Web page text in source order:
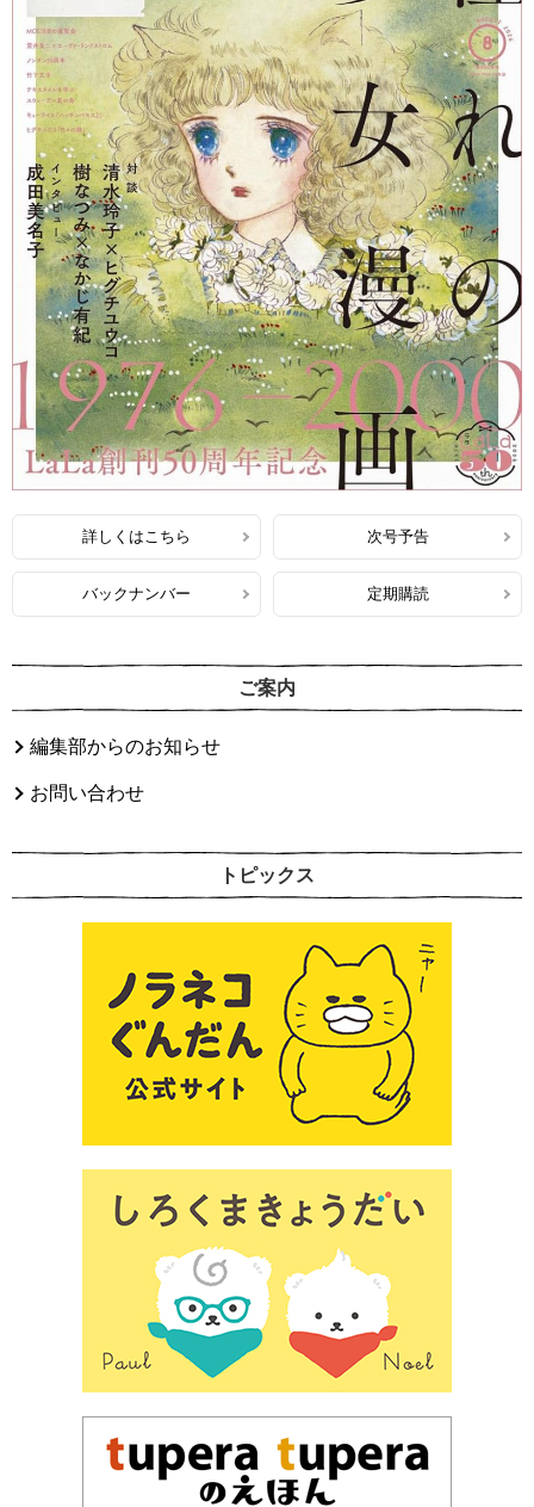
詳しくはこちら 次号予告
バックナンバー 定期購読
ご案内
編集部からのお知らせ
お問い合わせ
トピックス